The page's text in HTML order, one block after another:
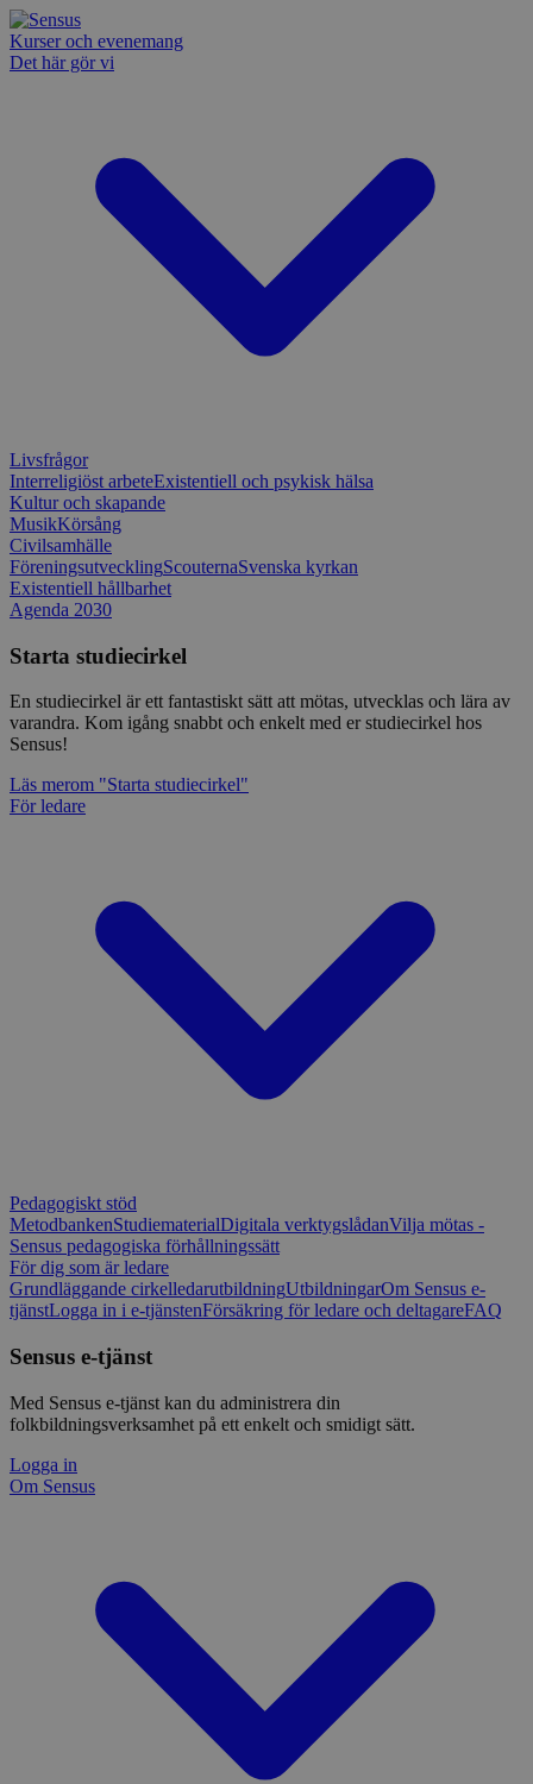
Kurser och evenemang
Det här gör vi
Livsfrågor
Interreligiöst arbeteExistentiell och psykisk hälsa
Kultur och skapande
MusikKörsång
Civilsamhälle
FöreningsutvecklingScouternaSvenska kyrkan
Existentiell hållbarhet
Agenda 2030
Starta studiecirkel
En studiecirkel är ett fantastiskt sätt att mötas, utvecklas och lära av
varandra. Kom igång snabbt och enkelt med er studiecirkel hos
Sensus!
Läs merom "Starta studiecirkel"
För ledare
Pedagogiskt stöd
MetodbankenStudiematerialDigitala verktygslådanVilja mötas -
Sensus pedagogiska förhållningssätt
För dig som är ledare
Grundläggande cirkelledarutbildningUtbildningarOm Sensus e-
tjänstLogga in i e-tjänstenFörsäkring för ledare och deltagareFAQ
Sensus e-tjänst
Med Sensus e-tjänst kan du administrera din
folkbildningsverksamhet på ett enkelt och smidigt sätt.
Logga in
Om Sensus